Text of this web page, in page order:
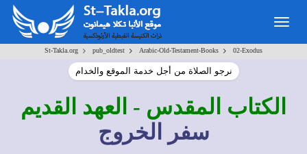
St-Takla.org > pub_oldtest > Arabic-Old-Testament-Books > 02-Exodus
نرجو الصلاة من أجل خدمة الموقع والخدام
الكتاب المقدس - العهد القديم
سفر الخروج